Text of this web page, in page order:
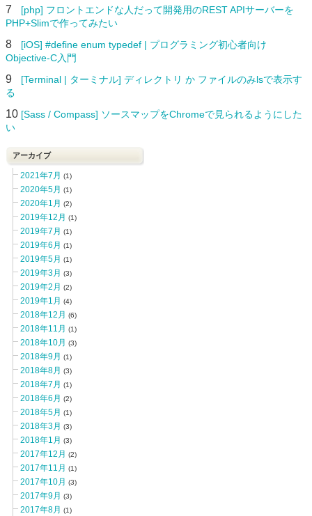
7
[php] フロントエンドな人だって開発用のREST APIサーバーを
PHP+Slimで作ってみたい
8
[iOS] #define enum typedef | プログラミング初心者向け
Objective-C入門
9
[Terminal | ターミナル] ディレクトリ か ファイルのみlsで表示す
る
10 [Sass / Compass] ソースマップをChromeで見られるようにした
い
アーカイブ
2021年7月 (1)
2020年5月 (1)
2020年1月 (2)
2019年12月 (1)
2019年7月 (1)
2019年6月 (1)
2019年5月 (1)
2019年3月 (3)
2019年2月 (2)
2019年1月 (4)
2018年12月 (6)
2018年11月 (1)
2018年10月 (3)
2018年9月 (1)
2018年8月 (3)
2018年7月 (1)
2018年6月 (2)
2018年5月 (1)
2018年3月 (3)
2018年1月 (3)
2017年12月 (2)
2017年11月 (1)
2017年10月 (3)
2017年9月 (3)
2017年8月 (1)